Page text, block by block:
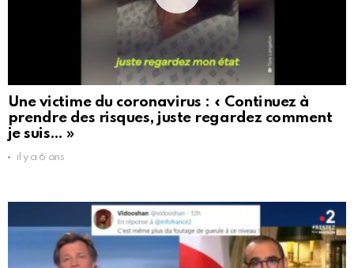
Une victime du coronavirus : « Continuez à
prendre des risques, juste regardez comment
je suis… »
il y a 6 ans